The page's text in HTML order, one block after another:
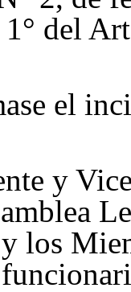
del
el
y
los